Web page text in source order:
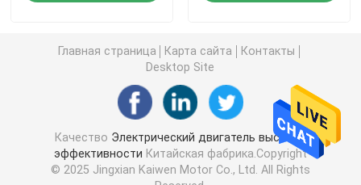
Моторы постоянного магнита одновременные
Особенные электрические двигатели
преобразователь частоты
Главная страница Карта сайта
Контакты
Desktop Site
Качество Электрический двигатель высокой
эффективности Китайская фабрика.Copyright
© 2025 Jingxian Kaiwen Motor Co., Ltd. All Rights